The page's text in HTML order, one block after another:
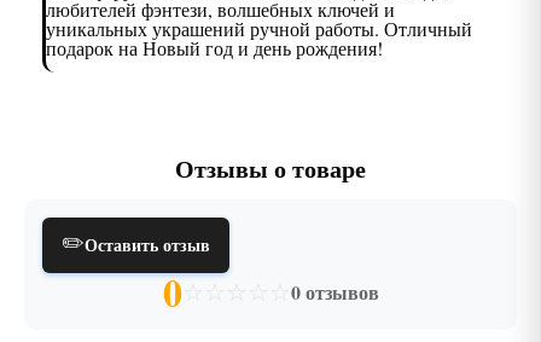
любителей фэнтези, волшебных ключей и
уникальных украшений ручной работы. Отличный
подарок на Новый год и день рождения!
Отзывы о товаре
✏️Оставить отзыв
0☆ ☆ ☆ ☆ ☆ 0 отзывов